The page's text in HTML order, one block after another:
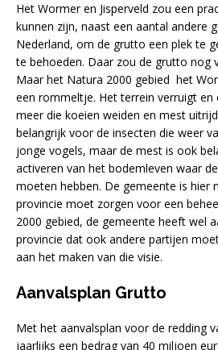
Het Wormer en Jisperveld zou een
kunnen zijn, naast een aantal andere
Nederland, om de grutto een plek te
te behoeden. Daar zou de grutto nog
Maar het Natura 2000 gebied het
een rommeltje. Het terrein verruigt en
meer die koeien weiden en mest
belangrijk voor de insecten die weer
jonge vogels, maar de mest is ook
activeren van het bodemleven waar
moeten hebben. De gemeente is hier
provincie moet zorgen voor een
2000 gebied, de gemeente heeft wel
provincie dat ook andere partijen
aan het maken van die visie.
Aanvalsplan Grutto
Met het aanvalsplan voor de redding
jaarlijks een bedrag van 40 miljoen